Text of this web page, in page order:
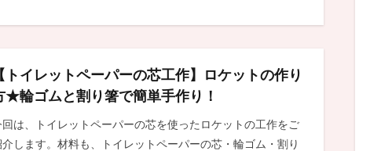
トイレットペーパーの芯工作】ロケットの作り
★輪ゴムと割り箸で簡単手作り！
回は、トイレットペーパーの芯を使ったロケットの工作をご
介します。材料も、トイレットペーパーの芯・輪ゴム・割り